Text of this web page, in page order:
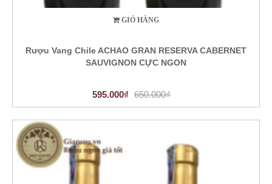
GIỎ HÀNG
Rượu Vang Chile ACHAO GRAN RESERVA CABERNET
SAUVIGNON CỰC NGON
595.000₫ 650.000₫